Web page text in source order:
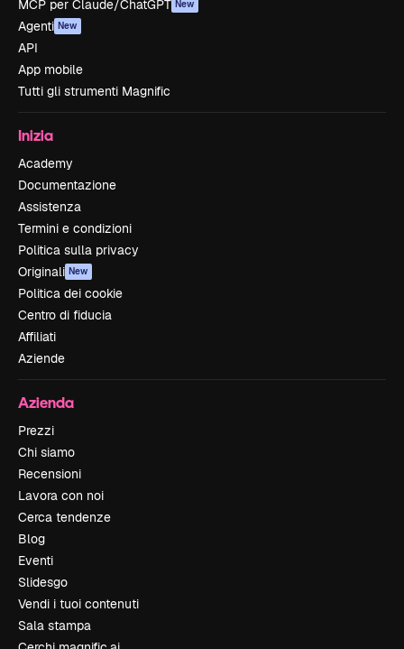
MCP per Claude/ChatGPT New
Agenti New
API
App mobile
Tutti gli strumenti Magnific
Inizia
Academy
Documentazione
Assistenza
Termini e condizioni
Politica sulla privacy
Originali New
Politica dei cookie
Centro di fiducia
Affiliati
Aziende
Azienda
Prezzi
Chi siamo
Recensioni
Lavora con noi
Cerca tendenze
Blog
Eventi
Slidesgo
Vendi i tuoi contenuti
Sala stampa